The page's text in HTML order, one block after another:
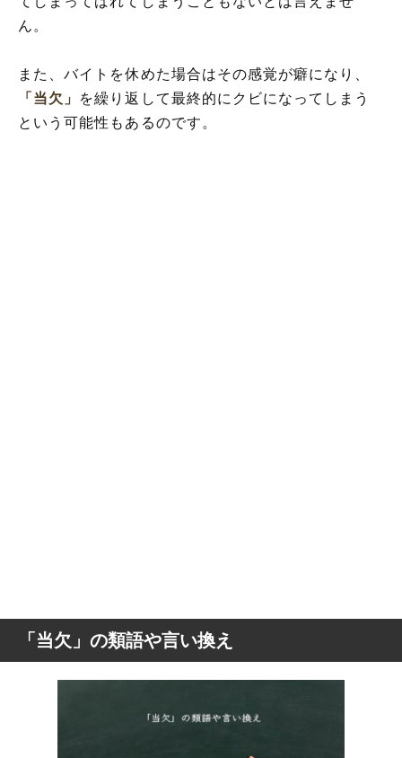
ん。
また、バイトを休めた場合はその感覚が癖になり、
「当欠」
を繰り返して最終的にクビになってしまう
という可能性もあるのです。
「当欠」の類語や言い換え